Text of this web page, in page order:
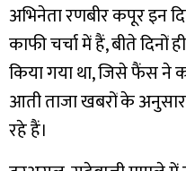
अभिनेता रणबीर कपूर इन
काफी चर्चा में हैं, बीते दिनों
किया गया था, जिसे फैंस ने
आती ताजा खबरों के
रहे हैं।